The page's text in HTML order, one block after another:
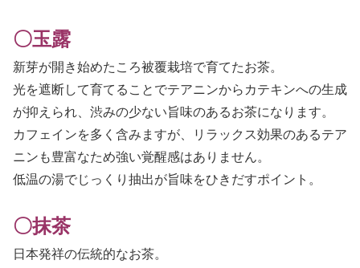
〇玉露
新芽が開き始めたころ被覆栽培で育てたお茶。
光を遮断して育てることでテアニンからカテキンへの生成
が抑えられ、渋みの少ない旨味のあるお茶になります。
カフェインを多く含みますが、リラックス効果のあるテア
ニンも豊富なため強い覚醒感はありません。
低温の湯でじっくり抽出が旨味をひきだすポイント。
〇抹茶
日本発祥の伝統的なお茶。